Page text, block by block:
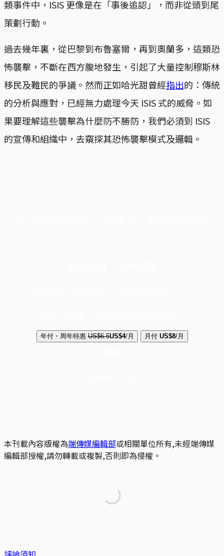
類事件中，ISIS 更像是在「事後追認」，而非從頭到尾
策劃行動。
過去幾年裏，從巴黎到布魯塞爾，再到奧蘭多，這類恐
怖襲擊，不斷在西方腹地發生，引起了大量控制穆斯林
移民及難民的爭議。然而正如哈光甜曾經指出的：傳統
的分析與應對，已經無力處理今天 ISIS 式的威脅。如
果要理解這些襲擊為什麼防不勝防，我們必須到 ISIS
的宣傳和組織中，去窺探其恐怖襲擊模式及邏輯。
年付・周年特惠 US$6.5US$4/月 月付 US$8/月
本刊載內容版權為端傳媒編輯部或相關單位所有,未經端傳媒
編輯部授權,請勿轉載或複製,否則即為侵權。